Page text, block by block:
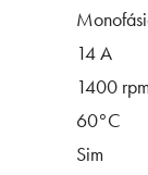
14 A
1400 rpm
60°C
Sim